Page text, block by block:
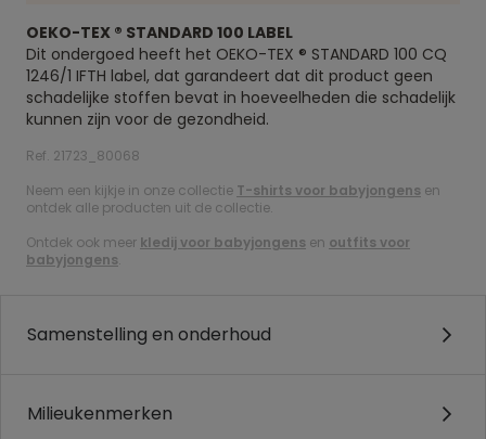
OEKO-TEX ® STANDARD 100 LABEL
Dit ondergoed heeft het OEKO-TEX ® STANDARD 100 CQ
1246/1 IFTH label, dat garandeert dat dit product geen
schadelijke stoffen bevat in hoeveelheden die schadelijk
kunnen zijn voor de gezondheid.
Ref. 21723_80068
Neem een kijkje in onze collectie T-shirts voor babyjongens en
ontdek alle producten uit de collectie.
Ontdek ook meer kledij voor babyjongens en outfits voor
babyjongens.
Samenstelling en onderhoud
Milieukenmerken